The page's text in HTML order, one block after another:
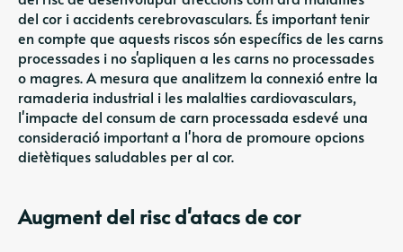
del cor i accidents cerebrovasculars. És important tenir
en compte que aquests riscos són específics de les carns
processades i no s'apliquen a les carns no processades
o magres. A mesura que analitzem la connexió entre la
ramaderia industrial i les malalties cardiovasculars,
l'impacte del consum de carn processada esdevé una
consideració important a l'hora de promoure opcions
dietètiques saludables per al cor.
Augment del risc d'atacs de cor